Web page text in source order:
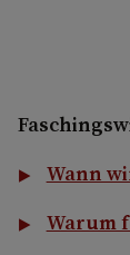
Wann
Warum